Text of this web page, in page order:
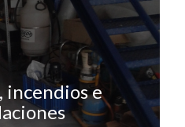
incendios e